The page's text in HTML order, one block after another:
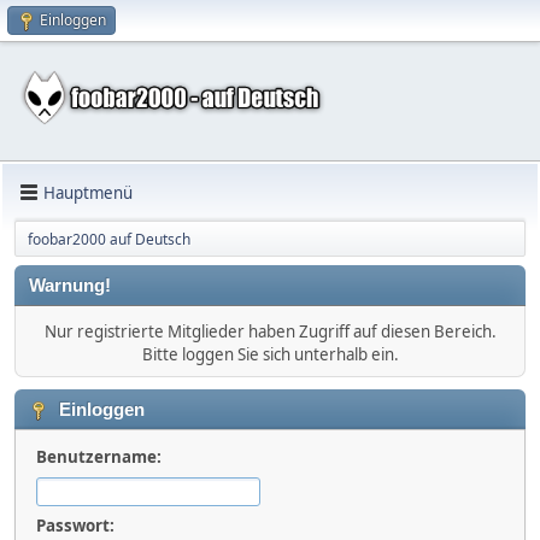
Einloggen
Hauptmenü
foobar2000 auf Deutsch
Warnung!
Nur registrierte Mitglieder haben Zugriff auf diesen Bereich.
Bitte loggen Sie sich unterhalb ein.
Einloggen
Benutzername:
Passwort: